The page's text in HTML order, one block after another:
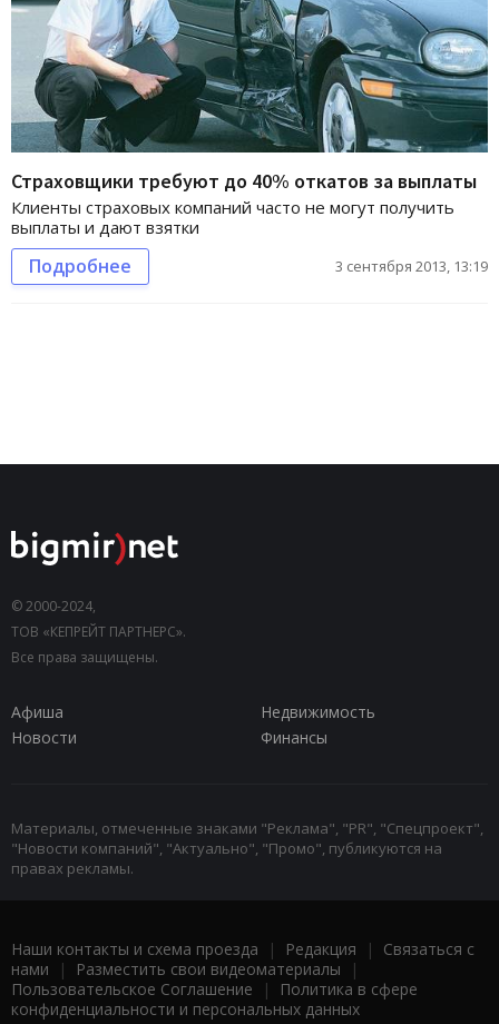
Страховщики требуют до 40% откатов за выплаты
Клиенты страховых компаний часто не могут получить
выплаты и дают взятки
Подробнее 3 сентября 2013, 13:19
© 2000-2024,
ТОВ «КЕПРЕЙТ ПАРТНЕРС».
Все права защищены.
Афиша
Недвижимость
Новости
Финансы
Материалы, отмеченные знаками "Реклама", "PR", "Спецпроект",
"Новости компаний", "Актуально", "Промо", публикуются на
правах рекламы.
Наши контакты и схема проезда | Редакция | Связаться с
нами | Разместить свои видеоматериалы |
Пользовательское Соглашение |
Политика в сфере
конфиденциальности и персональных данных